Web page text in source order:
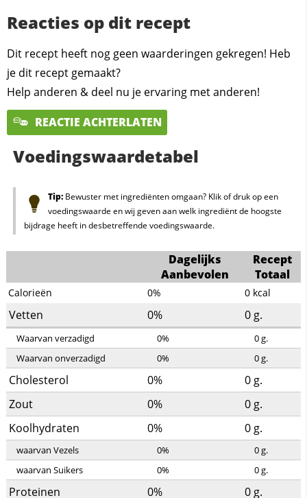
Reacties op dit recept
Dit recept heeft nog geen waarderingen gekregen! Heb
je dit recept gemaakt?
Help anderen & deel nu je ervaring met anderen!
REACTIE ACHTERLATEN
Voedingswaardetabel
Tip:Bewuster met ingrediënten omgaan? Klik of druk op een
voedingswaarde en wij geven aan welk ingrediënt de hoogste
bijdrage heeft in desbetreffende voedingswaarde.
Dagelijks
Aanbevolen
Recept
Totaal
Calorieën 0% 0 kcal
Vetten 0% 0 g.
Waarvan verzadigd 0% 0g.
Waarvan onverzadigd
0% 0g.
Cholesterol 0% 0 g.
Zout
0% 0 g.
Koolhydraten
0% 0 g.
waarvan Vezels 0% 0g.
waarvan Suikers
0% 0g.
Proteinen 0% 0 g.